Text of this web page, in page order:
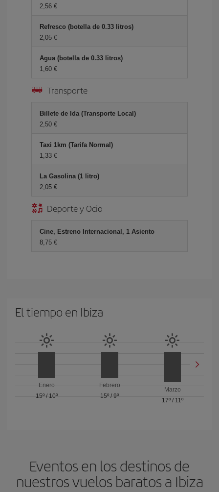
2,56 €
Refresco (botella de 0.33 litros)
2,05 €
Agua (botella de 0.33 litros)
1,60 €
Transporte
Billete de Ida (Transporte Local)
2,50 €
Taxi 1km (Tarifa Normal)
1,33 €
La Gasolina (1 litro)
2,05 €
Deporte y Ocio
Cine, Estreno Internacional, 1 Asiento
8,75 €
El tiempo en Ibiza
Enero
15º/ 10º
Febrero
15º / 9º
Marzo
17º/ 11º
Eventos en los destinos de
nuestros vuelos baratos a Ibiza